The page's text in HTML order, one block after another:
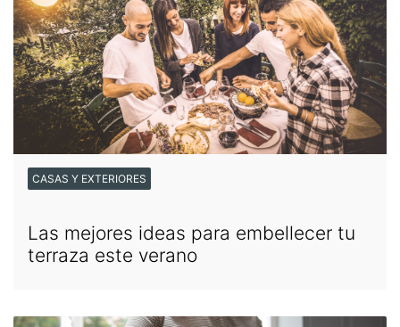
CASAS Y EXTERIORES
Las mejores ideas para embellecer tu
terraza este verano